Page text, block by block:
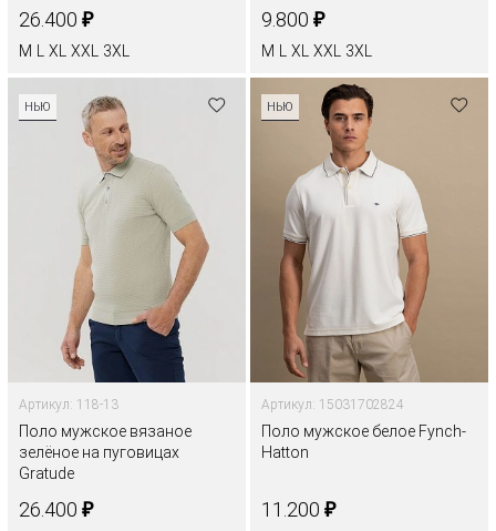
26.400 ₽
M XL XXL 3XL
9.800 ₽
M XL XXL 3XL
НЬЮ
Артикул: 118-13
Поло мужское вязаное
зелёное на пуговицах
Gratude
26.400 ₽
НЬЮ
Артикул: 15031702824
Поло мужское белое Fynch-
Hatton
11.200 ₽